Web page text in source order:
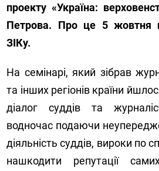
проекту «Україна:
Петрова. Про це 5 жовтня
ЗІКу.
На семінарі, який зібрав
та інших регіонів країни
діалог суддів та
водночас подаючи
діяльність суддів, вироки по
нашкодити репутації